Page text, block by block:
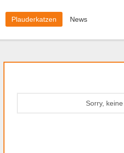
Plauderkatzen News
Sorry,